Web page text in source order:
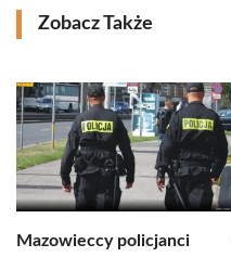
Zobacz Także
Mazowieccy policjanci